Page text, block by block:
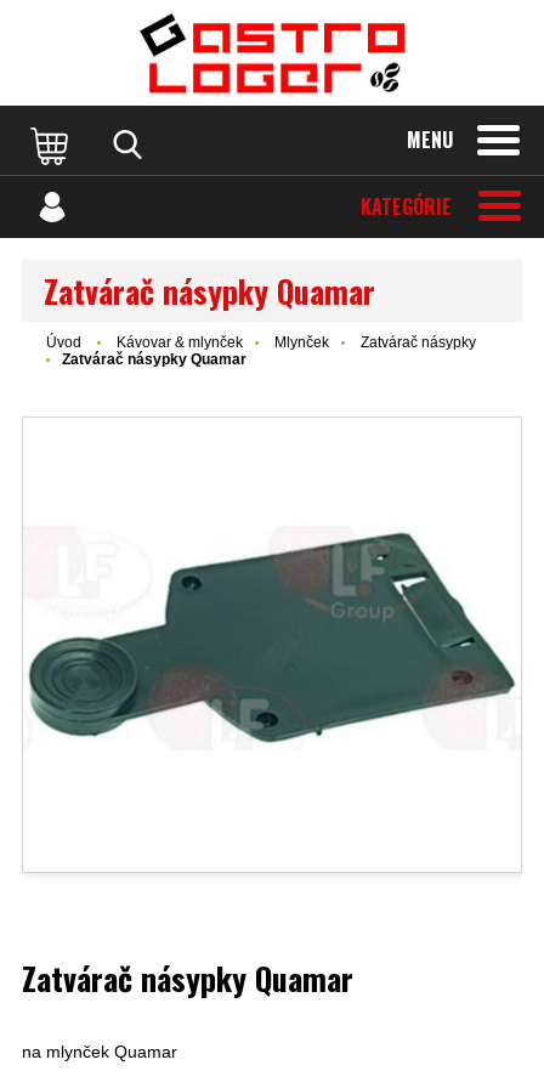
MENU
KATEGÓRIE
Zatvárač násypky Quamar
Úvod Kávovar & mlynček Mlynček
Zatvárač násypky
Zatvárač násypky Quamar
Zatvárač násypky Quamar
na mlynček Quamar